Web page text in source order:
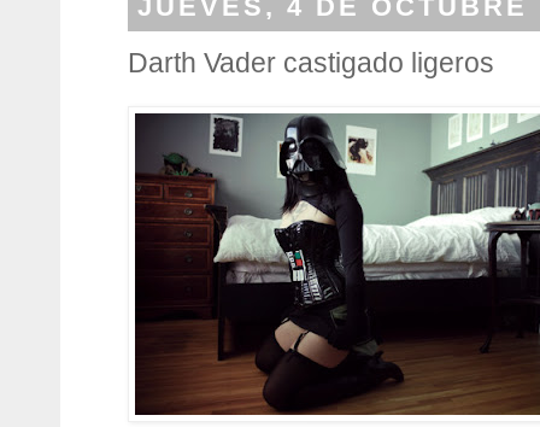
JUEVES, 4 DE OCTUBRE
Darth Vader castigado ligeros